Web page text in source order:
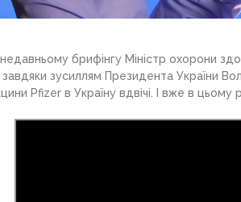
брифінгу Міністр охорони
зусиллям Президента України
Pfizer в Україну вдвічі. І вже в